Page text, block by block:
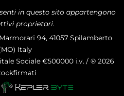
in questo sito appartengono
proprietari.
94, 41057 Spilamberto
Italy
Sociale €500000 i.v. / ® 2026